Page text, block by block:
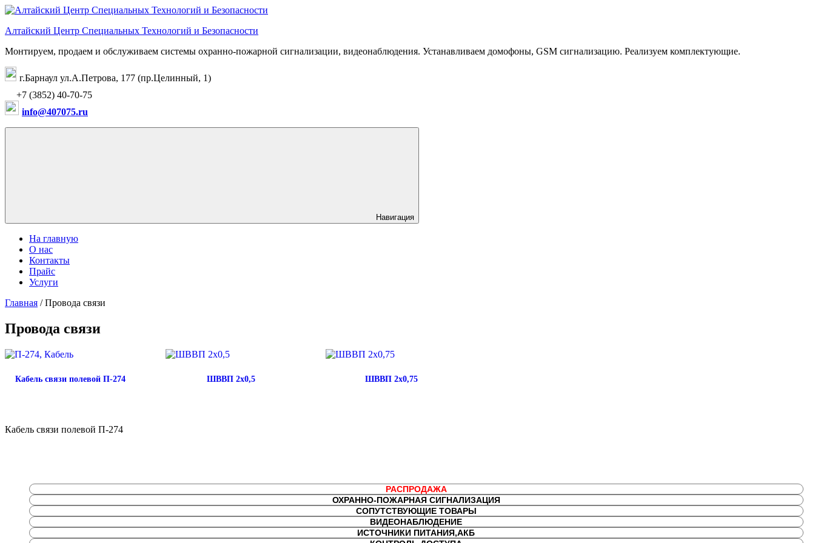
Перейти
содержимому
Алтайский Центр Специальных Технологий и Безопасности
Монтируем, продаем и обслуживаем системы охранно-пожарной сигнализации, видеонаблюдения. Устанавливаем домофоны, GSM сигнализацию. Реализуем комплектующие.
г.Барнаул ул.А.Петрова, 177 (пр.Целинный, 1)
+7 (3852) 40-70-75
info@407075.ru
Навигация
На главную
О нас
Контакты
Прайс
Услуги
Главная / Провода связи
Провода связи
Кабель связи полевой П-274
Кабель связи полевой П-274
ШВВП 2х0,5 ШВВП 2х0,75
РАСПРОДАЖА
ОХРАННО-ПОЖАРНАЯ СИГНАЛИЗАЦИЯ
СОПУТСТВУЮЩИЕ ТОВАРЫ
ВИДЕОНАБЛЮДЕНИЕ
ИСТОЧНИКИ ПИТАНИЯ,АКБ